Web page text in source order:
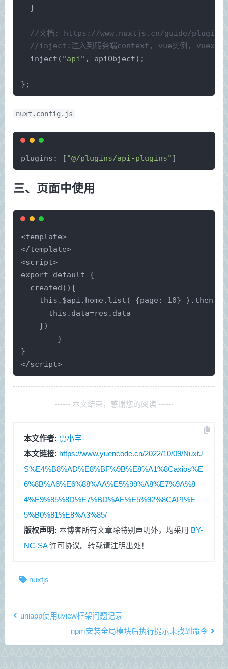
  }
//文档: https://www.nuxtjs.cn/guide/plugins
//inject:注入到服务端context, vue实例, vuex中
  inject(
"api" , apiObject);
};
nuxt.config.js
plugins: [ "@/plugins/api-plugins" ]
三、页面中使用
<template>
</template>
<script>
export default {
  created(){
this.$api.home.list( {page: 10}
      this.data=res.data
    })
	}
}
</script>
------ 本文结束，感谢您的阅读 ------
本文作者: 贾小宇
本文链接: https://www.yuencode.cn/2022/10/09/NuxtJ
S%E4%B8%AD%E8%BF%9B%E8%A1%8Caxios%E
6%8B%A6%E6%88%AA%E5%99%A8%E7%9A%8
4%E9%85%8D%E7%BD%AE%E5%92%8CAPI%E
5%B0%81%E8%A3%85/
版权声明: 本博客所有文章除特别声明外，均采用 BY-
NC-SA许可协议。转载请注明出处！
nuxtjs
uniapp使用uview框架问题记录
npm安装全局模块后执行提示未找到命令